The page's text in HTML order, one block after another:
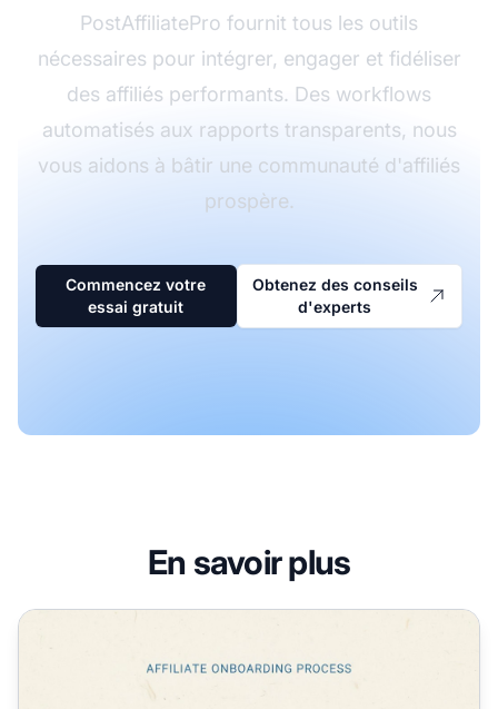
PostAffiliatePro fournit tous les outils
nécessaires pour intégrer, engager et fidéliser
des affiliés performants. Des workflows
automatisés aux rapports transparents, nous
vous aidons à bâtir une communauté d'affiliés
prospère.
Commencez votre
essai gratuit
Obtenez des conseils
d'experts
En savoir plus
Qu'est-ce que l'onboarding des affiliés ?